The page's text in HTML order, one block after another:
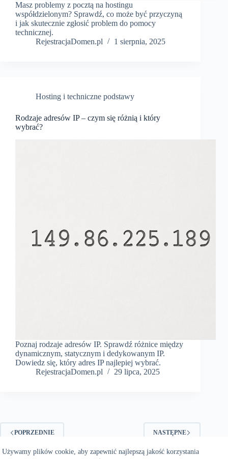
Używamy plików cookie, aby zapewnić najlepszą jakość korzystania
Masz problemy z pocztą na hostingu
współdzielonym? Sprawdź, co może być przyczyną
i jak skutecznie zgłosić problem do pomocy
technicznej.
RejestracjaDomen.pl
1 sierpnia, 2025
Hosting i techniczne podstawy
Rodzaje adresów IP – czym się różnią i który
wybrać?
Poznaj rodzaje adresów IP. Sprawdź różnice między
dynamicznym, statycznym i dedykowanym IP.
Dowiedz się, który adres IP najlepiej wybrać.
RejestracjaDomen.pl
29 lipca, 2025
POPRZEDNIE NASTĘPNE